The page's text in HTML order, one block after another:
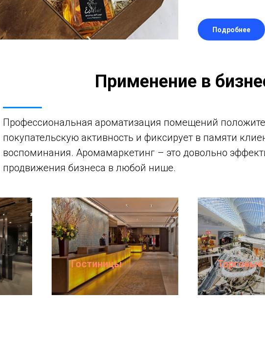
Подробнее
Применение в
Профессиональная ароматизация помещений
покупательскую активность и фиксирует в памяти
воспоминания. Аромамаркетинг – это довольно
продвижения бизнеса в любой нише.
Гостиницы